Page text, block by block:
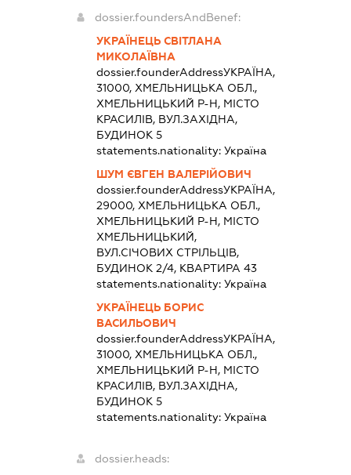
dossier.foundersAndBenef:
УКРАЇНЕЦЬ СВІТЛАНА
МИКОЛАЇВНА
dossier.founderAddressУКРАЇНА,
31000, ХМЕЛЬНИЦЬКА ОБЛ.,
ХМЕЛЬНИЦЬКИЙ Р-Н, МІСТО
КРАСИЛІВ, ВУЛ.ЗАХІДНА,
БУДИНОК 5
statements.nationality:Україна
ШУМ ЄВГЕН ВАЛЕРІЙОВИЧ
dossier.founderAddressУКРАЇНА,
29000, ХМЕЛЬНИЦЬКА ОБЛ.,
ХМЕЛЬНИЦЬКИЙ Р-Н, МІСТО
ХМЕЛЬНИЦЬКИЙ,
ВУЛ.СІЧОВИХ СТРІЛЬЦІВ,
БУДИНОК 2/4, КВАРТИРА 43
statements.nationality:Україна
УКРАЇНЕЦЬ БОРИС
ВАСИЛЬОВИЧ
dossier.founderAddressУКРАЇНА,
31000, ХМЕЛЬНИЦЬКА ОБЛ.,
ХМЕЛЬНИЦЬКИЙ Р-Н, МІСТО
КРАСИЛІВ, ВУЛ.ЗАХІДНА,
БУДИНОК 5
statements.nationality:Україна
dossier.heads: